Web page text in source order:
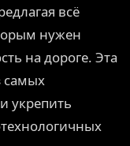
всё
нужен
на дороге. Эта
самых
укрепить